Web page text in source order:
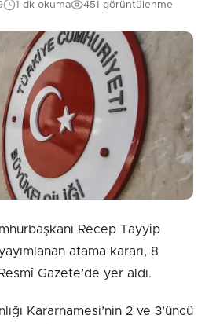
1 dk okuma 451 görüntülenme
Recep Tayyip
atama kararı, 8
Gazete’de yer aldı.
Kararnamesi’nin 2 ve 3’üncü